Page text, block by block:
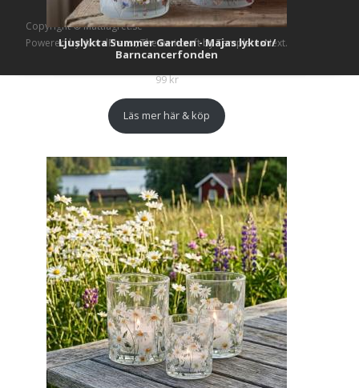
Ljuslykta Summer Garden - Majas lyktor/
Barncancerfonden
99kr
Läs mer här & köp
Copyright © Mattlagret.se
Powered by WordPress, Themei-craftby TemplatesNext.